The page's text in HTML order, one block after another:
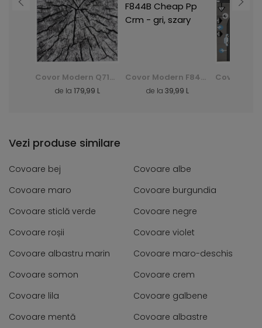
Covor Modern Q710A Luxury Pp Esm - alb, biały
de la 179,99 L
Covor Modern F844B Cheap Pp Crm - gri, szary
de la 39,99 L
Vezi produse similare
Covoare bej
Covoare albe
Covoare maro
Covoare burgundia
Covoare sticlă verde
Covoare negre
Covoare roșii
Covoare violet
Covoare albastru marin
Covoare maro-deschis
Covoare somon
Covoare crem
Covoare lila
Covoare galbene
Covoare mentă
Covoare albastre